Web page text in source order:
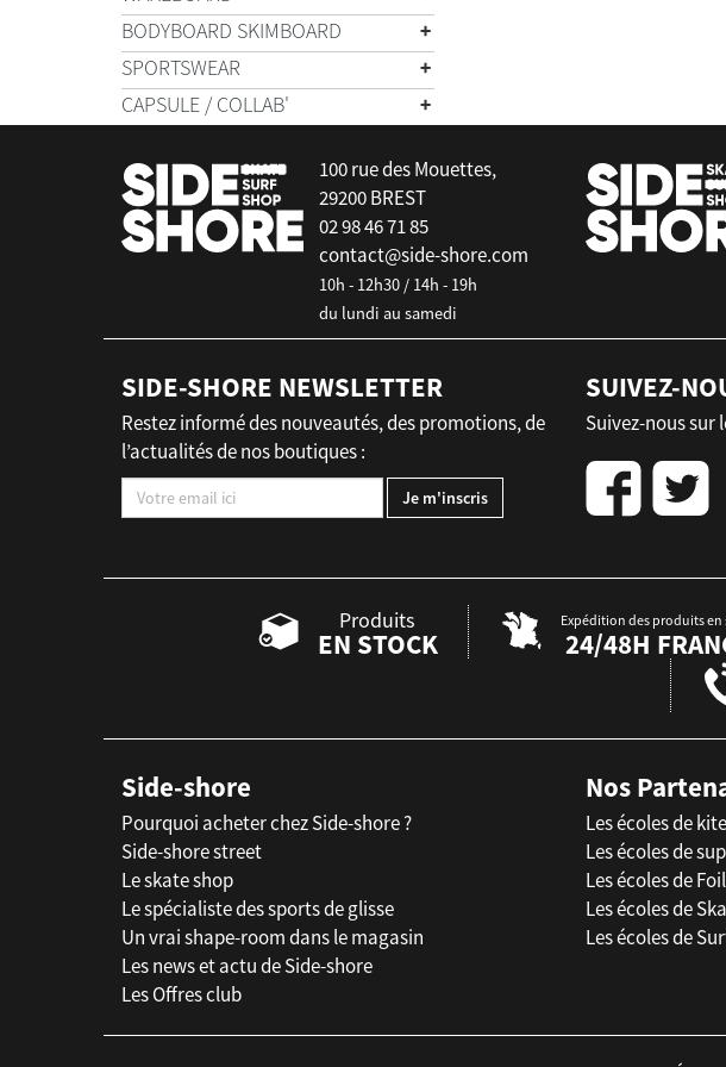
BODYBOARD SKIMBOARD
SPORTSWEAR
CAPSULE / COLLAB'
100 rue des Mouettes,
29200 BREST
02 98 46 71 85
contact@side-shore.com
10h - 12h30 / 14h - 19h
du lundi au samedi
SIDE-SHORE NEWSLETTER
Restez informé des nouveautés, des promotions, de
l’actualités de nos boutiques :
SUIVEZ-
Suivez-nous sur
Produits
EN STOCK
Expédition des produits en
24/48H
Side-shore
Pourquoi acheter chez Side-shore ?
Side-shore street
Le skate shop
Le spécialiste des sports de glisse
Un vrai shape-room dans le magasin
Les news et actu de Side-shore
Les Offres club
Nos
Les écoles de kite
Les écoles de sup
Les écoles de Foil
Les écoles de
Les écoles de